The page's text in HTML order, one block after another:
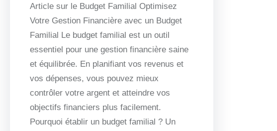
Article sur le Budget Familial Optimisez
Votre Gestion Financière avec un Budget
Familial Le budget familial est un outil
essentiel pour une gestion financière saine
et équilibrée. En planifiant vos revenus et
vos dépenses, vous pouvez mieux
contrôler votre argent et atteindre vos
objectifs financiers plus facilement.
Pourquoi établir un budget familial ? Un